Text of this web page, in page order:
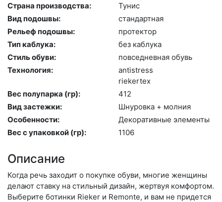
Страна производства:
Ту­нис
Вид подошвы:
стан­дарт­ная
Рельеф подошвы:
про­тек­тор
Тип каблука:
без каб­лу­ка
Стиль обуви:
пов­седнев­ная обувь
Технология:
an­tist­ress
ri­eker­tex
Вес полупарка (гр):
412
Вид застежки:
Шну­ров­ка + мол­ния
Особенности:
Де­кора­тив­ные эле­мен­ты
Вес с упаковкой (гр):
1106
Описание
Когда речь заходит о покупке обуви, многие женщины
делают ставку на стильный дизайн, жертвуя комфортом.
Выберите бо­тин­ки Rieker и Remonte, и вам не придется